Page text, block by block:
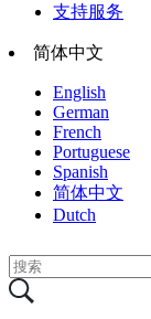
支持服务
简体中文
English
German
French
Portuguese
Spanish
简体中文
Dutch